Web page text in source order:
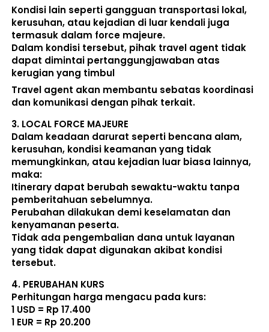
Kondisi lain seperti gangguan transportasi lokal,
kerusuhan, atau kejadian di luar kendali juga
termasuk dalam force majeure.
Dalam kondisi tersebut, pihak travel agent tidak
dapat dimintai pertanggungjawaban atas
kerugian yang timbul
Travel agent akan membantu sebatas koordinasi
dan komunikasi dengan pihak terkait.
3. LOCAL FORCE MAJEURE
Dalam keadaan darurat seperti bencana alam,
kerusuhan, kondisi keamanan yang tidak
memungkinkan, atau kejadian luar biasa lainnya,
maka:
Itinerary dapat berubah sewaktu-waktu tanpa
pemberitahuan sebelumnya.
Perubahan dilakukan demi keselamatan dan
kenyamanan peserta.
Tidak ada pengembalian dana untuk layanan
yang tidak dapat digunakan akibat kondisi
tersebut.
4. PERUBAHAN KURS
Perhitungan harga mengacu pada kurs:
1 USD = Rp 17.400
1 EUR = Rp 20.200